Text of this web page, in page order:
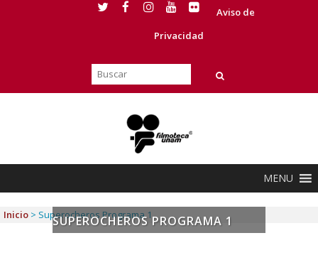
Aviso de
Privacidad
MENU
SUPEROCHEROS PROGRAMA 1
Inicio > Superocheros Programa 1